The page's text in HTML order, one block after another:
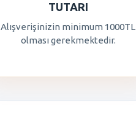
TUTARI
Alışverişinizin minimum 1000TL
olması gerekmektedir.